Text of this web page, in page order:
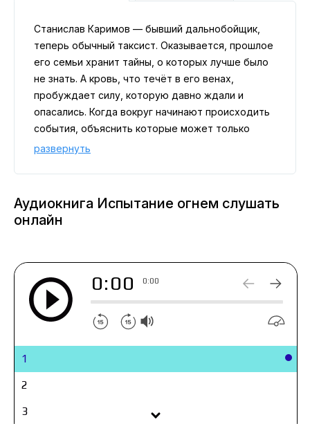
Станислав Каримов — бывший дальнобойщик,
теперь обычный таксист. Оказывается, прошлое
его семьи хранит тайны, о которых лучше было
не знать. А кровь, что течёт в его венах,
пробуждает силу, которую давно ждали и
опасались. Когда вокруг начинают происходить
события, объяснить которые может только
безумец, Стас вынужден принять то, во что не
не просто жизнь, а сама суть бытия. И лишь
деле. Это история о том, как обычный человек
становится перед непростым выбором. И о том,
вернуться.
развернуть
Аудиокнига Испытание огнем слушать
онлайн
0:00 0:00
1
2
3